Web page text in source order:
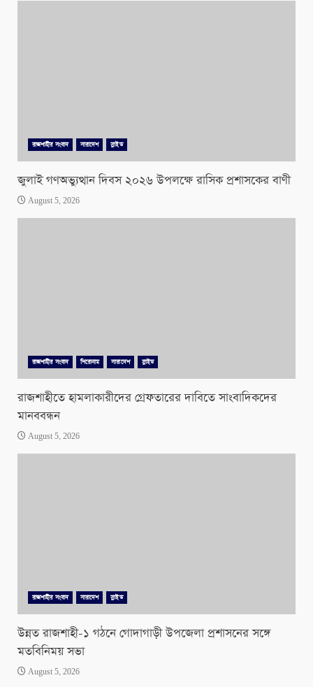
রাজশাহীর সংবাদ সারাদেশ স্লাইড
জুলাই গণঅভ্যুত্থান দিবস ২০২৬ উপলক্ষে রাসিক প্রশাসকের বাণী
August 5, 2026
রাজশাহীর সংবাদ শিরোনাম সারাদেশ স্লাইড
রাজশাহীতে হামলাকারীদের গ্রেফতারের দাবিতে সাংবাদিকদের
মানববন্ধন
August 5, 2026
রাজশাহীর সংবাদ সারাদেশ স্লাইড
উন্নত রাজশাহী-১ গঠনে গোদাগাড়ী উপজেলা প্রশাসনের সঙ্গে
মতবিনিময় সভা
August 5, 2026